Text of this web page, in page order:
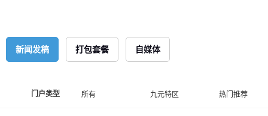
新闻发稿 打包套餐 自媒体
门户类型 所有 九元特区 热门推荐